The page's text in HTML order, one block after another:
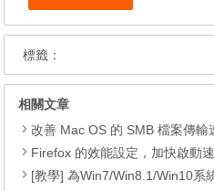
標籤：
相關文章
改善 Mac OS 的 SMB 檔案傳輸
Firefox 的效能設定，加快啟動
[教學] 為Win7/Win8.1/Win10系統